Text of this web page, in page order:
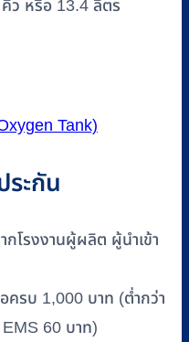
ว หรือ 13.4 ลิตร
Tank)
ระกัน
โรงงานผู้ผลิต ผู้นำเข้า
ครบ 1,000 บาท (ต่ำกว่า
60 บาท)